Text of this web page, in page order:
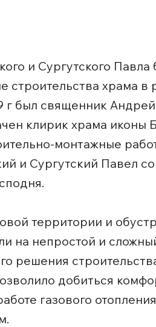
и Сургутского
строительства храма
был священник Андрей
клирик храма
монтажные
и Сургутский Павел
территории и
на непростой и
решения
добиться
газового